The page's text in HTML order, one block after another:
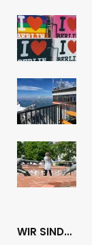
WIR SIND…